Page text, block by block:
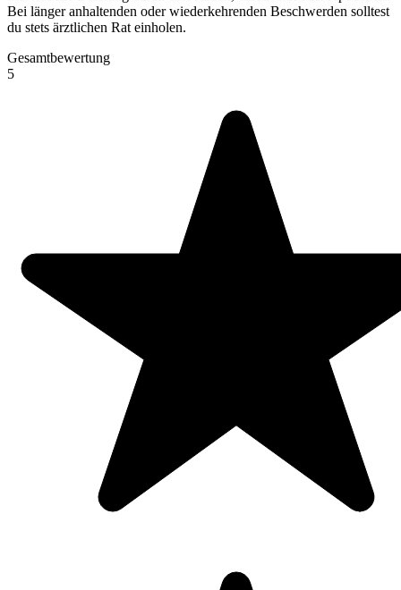
Bei länger anhaltenden oder wiederkehrenden Beschwerden solltest
du stets ärztlichen Rat einholen.
Gesamtbewertung
5